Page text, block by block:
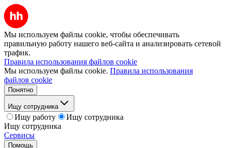
Мы используем файлы cookie, чтобы обеспечивать
правильную работу нашего веб-сайта и анализировать сетевой
трафик.
Правила использования файлов cookie
Мы используем файлы cookie. Правила использования
файлов cookie
Понятно
Ищу сотрудника
Ищу работу
Ищу сотрудника
Ищу сотрудника
Сервисы
Помощь